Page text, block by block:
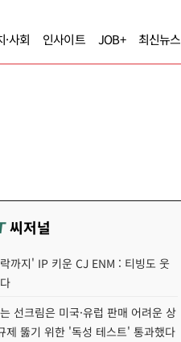
·사회 인사이트 JOB+ 최신뉴스
씨저널
까지' IP 키운 CJ ENM : 티빙도 웃
선크림은 미국·유럽 판매 어려운 상
제 뚫기 위한 '독성 테스트' 통과했다